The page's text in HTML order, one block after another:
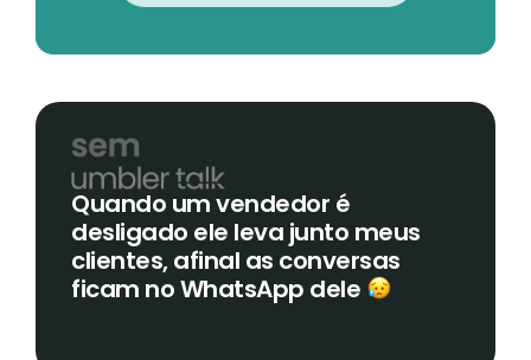
Quando um vendedor é
desligado ele leva junto meus
clientes, afinal as conversas
ficam no WhatsApp dele